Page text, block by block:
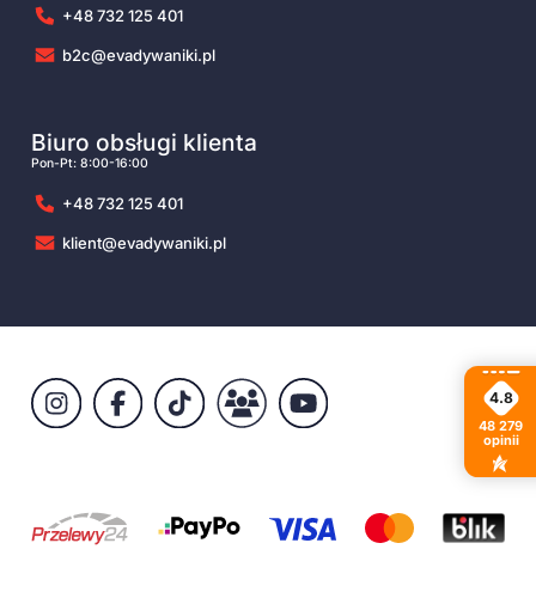
+48 732 125 401
b2c@evadywaniki.pl
Biuro obsługi klienta
Pon-Pt: 8:00-16:00
+48 732 125 401
klient@evadywaniki.pl
4.8
48 279
opinii